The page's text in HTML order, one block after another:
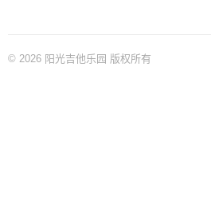
© 2026 阳光吉他乐园 版权所有